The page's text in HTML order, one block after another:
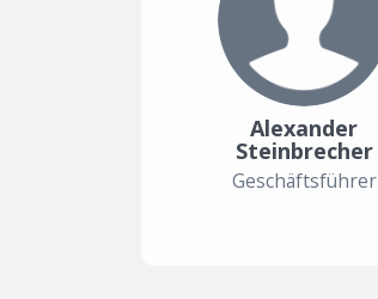
Alexander
Steinbrecher
Geschäftsführer